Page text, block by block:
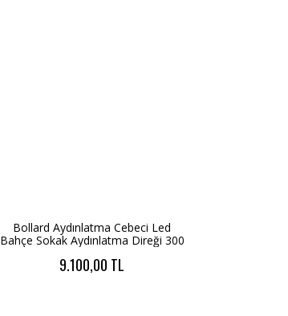
Bollard Aydınlatma Cebeci Led
Bahçe Sokak Aydınlatma Direği 300
9.100,00 TL